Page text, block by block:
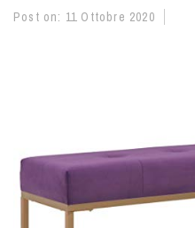
Post on: 11 Ottobre 2020